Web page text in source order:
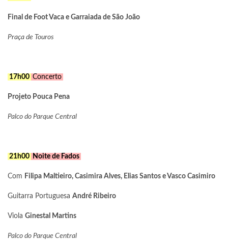
Final de Foot Vaca e Garraiada de São João
Praça de Touros
17h00 Concerto
Projeto Pouca Pena
Palco do Parque Central
21h00 Noite de Fados
Com Filipa Maltieiro, Casimira Alves, Elias Santos e Vasco Casimiro
Guitarra Portuguesa André Ribeiro
Viola Ginestal Martins
Palco do Parque Central